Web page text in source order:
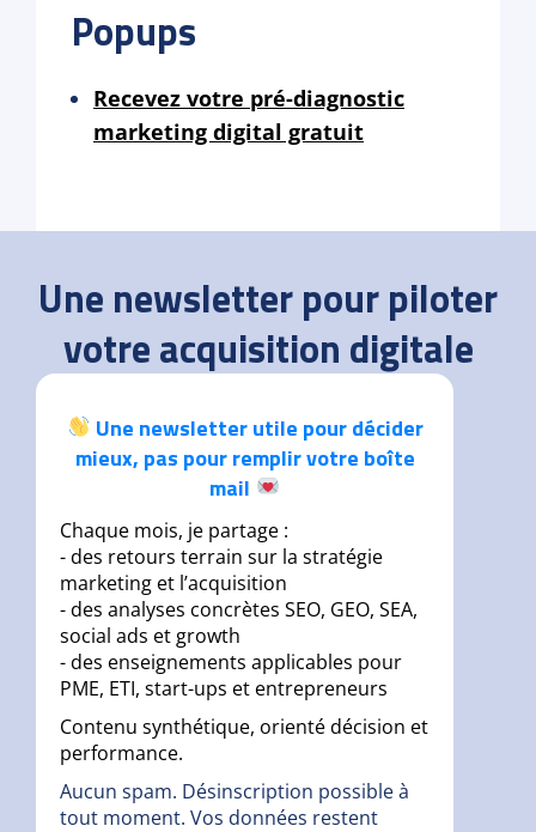
Popups
Recevez votre pré-diagnostic
marketing digital gratuit
Une newsletter pour piloter
votre acquisition digitale
Une newsletter utile pour décider
mieux, pas pour remplir votre boîte
mail
Chaque mois, je partage :
- des retours terrain sur la stratégie
marketing et l’acquisition
- des analyses concrètes SEO, GEO, SEA,
social ads et growth
- des enseignements applicables pour
PME, ETI, start-ups et entrepreneurs
Contenu synthétique, orienté décision et
performance.
Aucun spam. Désinscription possible à
tout moment. Vos données restent